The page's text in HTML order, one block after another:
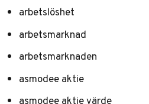
arbetslöshet
arbetsmarknad
arbetsmarknaden
asmodee aktie
asmodee aktie värde